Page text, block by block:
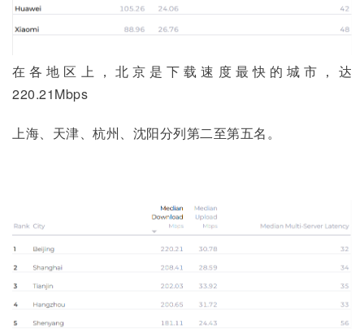
在各地区上，北京是下载速度最快的城市，达
220.21Mbps
上海、天津、杭州、沈阳分列第二至第五名。